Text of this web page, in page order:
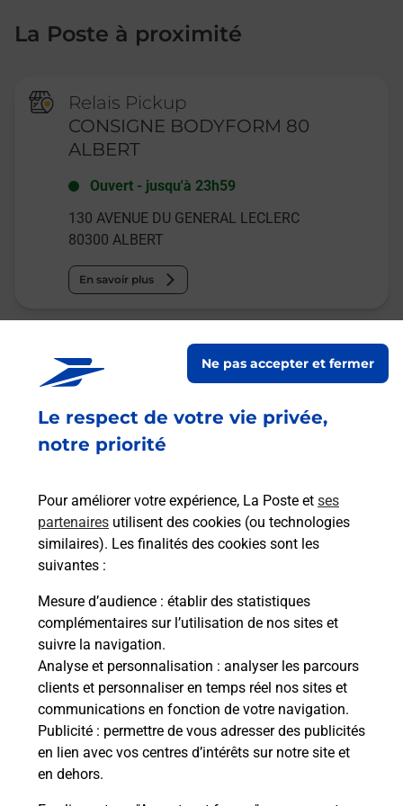
Le respect de votre vie privée,
notre priorité
Pour améliorer votre expérience, La Poste et ses
partenaires utilisent des cookies (ou technologies
similaires). Les finalités des cookies sont les
suivantes :
Mesure d’audience : établir des statistiques
complémentaires sur l’utilisation de nos sites et
suivre la navigation.
Analyse et personnalisation : analyser les parcours
clients et personnaliser en temps réel nos sites et
communications en fonction de votre navigation.
Publicité : permettre de vous adresser des publicités
en lien avec vos centres d’intérêts sur notre site et
en dehors.
Ne pas accepter et fermer
La Poste à proximité
Relais Pickup
CONSIGNE BODYFORM 80
ALBERT
Ouvert - jusqu'à 23h59
130 AVENUE DU GENERAL LECLERC
80300 ALBERT
En savoir plus
ALBERT
Ouvert- jusqu'à
17h30
16 RUE JEANNE D HARCOURT
En savoir plus
Malin !
La Poste
en ligne
Ouvert 24h/24
En savoir plus